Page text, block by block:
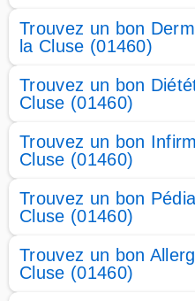
Trouvez un bon
la Cluse (01460)
Trouvez un bon
Cluse (01460)
Trouvez un bon
Cluse (01460)
Trouvez un bon
Cluse (01460)
Trouvez un bon
Cluse (01460)